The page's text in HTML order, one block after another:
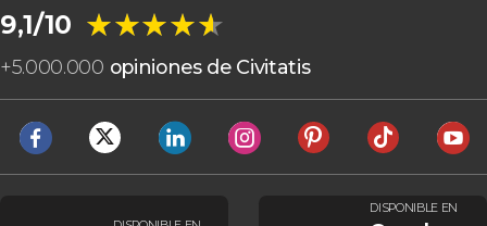
9,1/10 ★★★★★
★★★★★
+5.000.000 opiniones de Civitatis
DISPONIBLE EN